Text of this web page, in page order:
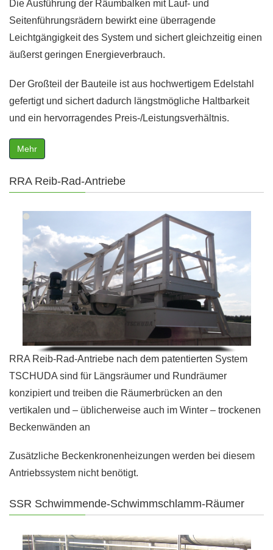
Die Ausführung der Räumbalken mit Lauf- und
Seitenführungsrädern bewirkt eine überragende
Leichtgängigkeit des System und sichert gleichzeitig einen
äußerst geringen Energieverbrauch.
Der Großteil der Bauteile ist aus hochwertigem Edelstahl
gefertigt und sichert dadurch längstmögliche Haltbarkeit
und ein hervorragendes Preis-/Leistungsverhältnis.
Mehr
RRA Reib-Rad-Antriebe
RRA Reib-Rad-Antriebe nach dem patentierten System
TSCHUDA sind für Längsräumer und Rundräumer
konzipiert und treiben die Räumerbrücken an den
vertikalen und – üblicherweise auch im Winter – trockenen
Beckenwänden an
Zusätzliche Beckenkronenheizungen werden bei diesem
Antriebssystem nicht benötigt.
SSR Schwimmende-Schwimmschlamm-Räumer